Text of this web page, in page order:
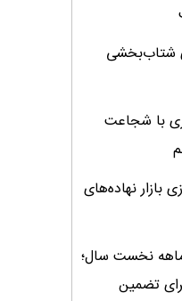
شتاب‌بخشی
با شجاعت
بازار نهاده‌های
چهار ماهه نخست سال؛
تضمین